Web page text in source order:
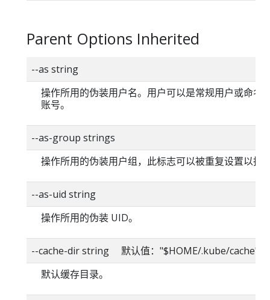
Parent Options Inherited
--as string
操作所用的伪装用户名。用户可以是常规用户或命名
账号。
--as-group strings
操作所用的伪装用户组，此标志可以被重复设置以指
--as-uid string
操作所用的伪装 UID。
--cache-dir string 默认值："$HOME/.kube/cache"
默认缓存目录。